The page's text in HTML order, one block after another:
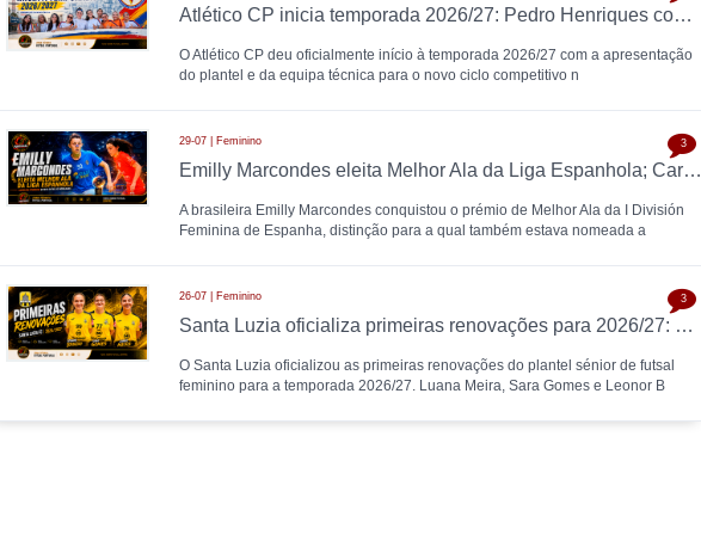
Atlético CP inicia temporada 2026/27: Pedro Henriques comanda plantel feminino
O Atlético CP deu oficialmente início à temporada 2026/27 com a apresentação
do plantel e da equipa técnica para o novo ciclo competitivo n
29-07 | Feminino
Emilly Marcondes eleita Melhor Ala da Liga Espanhola; Carolina Pedreira esteve entre as nomeadas
A brasileira Emilly Marcondes conquistou o prémio de Melhor Ala da I División
Feminina de Espanha, distinção para a qual também estava nomeada a
3
26-07 | Feminino
Santa Luzia oficializa primeiras renovações para 2026/27: Luana Meira, Sara Gomes e Leonor Brandão
O Santa Luzia oficializou as primeiras renovações do plantel sénior de futsal
feminino para a temporada 2026/27. Luana Meira, Sara Gomes e Leonor B
3